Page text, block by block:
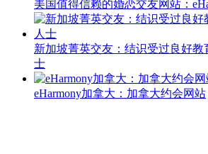
美国值得信赖的婚恋交友网站：
新加坡菁英交友：结识受过良好教
士
eHarmony加拿大：加拿大约会网站